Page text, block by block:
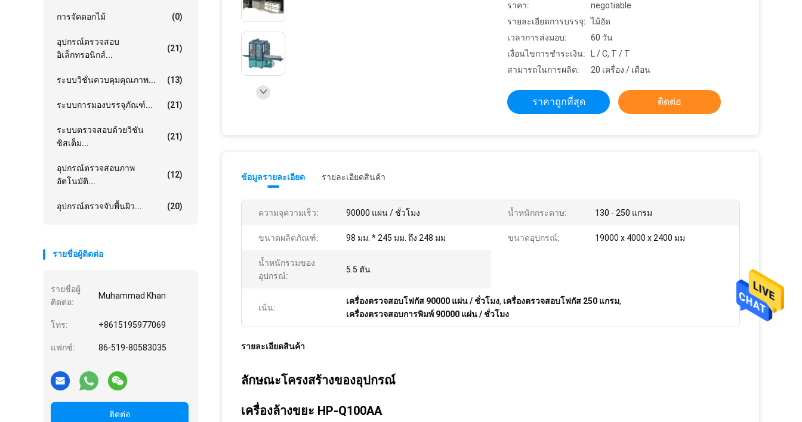
การจัดดอกไม้ (0)
อุปกรณ์ตรวจสอบ
อิเล็กทรอนิกส์...
(21)
ระบบวิชั่นควบคุมคุณภาพ... (13)
ระบบการมองบรรจุภัณฑ์... (21)
ระบบตรวจสอบด้วยวิชัน
ซิสเต็ม...
(21)
อุปกรณ์ตรวจสอบภาพ
อัตโนมัติ...
(12)
อุปกรณ์ตรวจจับพื้นผิว... (20)
รายชื่อผู้ติดต่อ
รายชื่อผู้
ติดต่อ:
Muhammad Khan
โทร: +8615195977069
แฟกซ์: 86-519-80583035
ติดต่อ
ราคา:
negotiable
รายละเอียดการบรรจุ: ไม้อัด
เวลาการส่งมอบ:
60 วัน
เงื่อนไขการชำระเงิน:
L / C, T / T
สามารถในการผลิต:
20 เครื่อง / เดือน
ราคาถูกที่สุด ติดต่อ
ข้อมูลรายละเอียด รายละเอียดสินค้า
ความจุความเร็ว: 90000 แผ่น / ชั่วโมง น้ำหนักกระดาษ: 130 - 250 แกรม
ขนาดผลิตภัณฑ์: 98 มม. * 245 มม. ถึง 248 มม ขนาดอุปกรณ์: 19000 x 4000 x 2400 มม
น้ำหนักรวมของ
อุปกรณ์:
5.5 ตัน
เน้น:
เครื่องตรวจสอบโฟกัส 90000 แผ่น / ชั่วโมง, เครื่องตรวจสอบโฟกัส 250 แกรม,
เครื่องตรวจสอบการพิมพ์ 90000 แผ่น / ชั่วโมง
รายละเอียดสินค้า
ลักษณะโครงสร้างของอุปกรณ์
เครื่องล้างขยะ HP-Q100AA